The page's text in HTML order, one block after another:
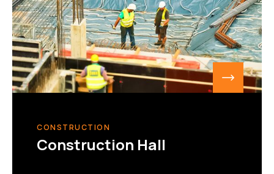
CONSTRUCTION
Construction Hall